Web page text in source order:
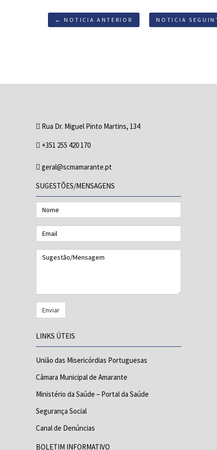
← NOTICIA ANTERIOR NOTICIA
Rua Dr. Miguel Pinto Martins, 134
+351 255 420 170
geral@scmamarante.pt
SUGESTÕES/MENSAGENS
Nome
Email
Sugestão/Mensagem
LINKS ÚTEIS
União das Misericórdias Portuguesas
Câmara Municipal de Amarante
Ministério da Saúde – Portal da Saúde
Segurança Social
Canal de Denúncias
BOLETIM INFORMATIVO